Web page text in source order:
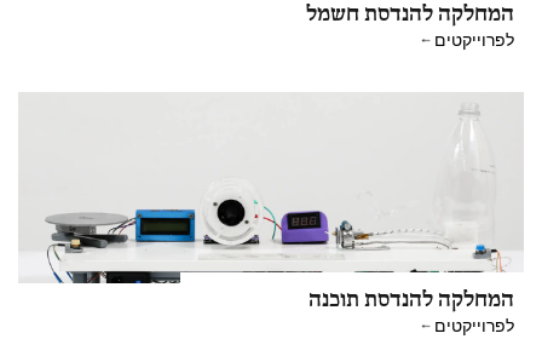
המחלקה להנדסת חשמל
לפרוייקטים
המחלקה להנדסת תוכנה
לפרוייקטים